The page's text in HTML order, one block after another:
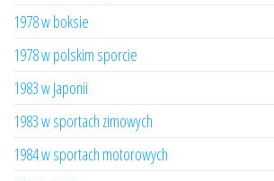
1978 w boksie
1978 w polskim sporcie
1983 w Japonii
1983 w sportach zimowych
1984 w sportach motorowych